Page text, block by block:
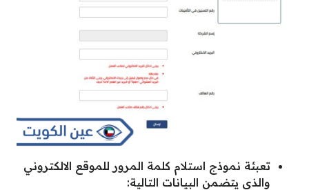
تعبئة نموذج استلام كلمة المرور للموقع الالكتروني
والذي يتضمن البيانات التالية: